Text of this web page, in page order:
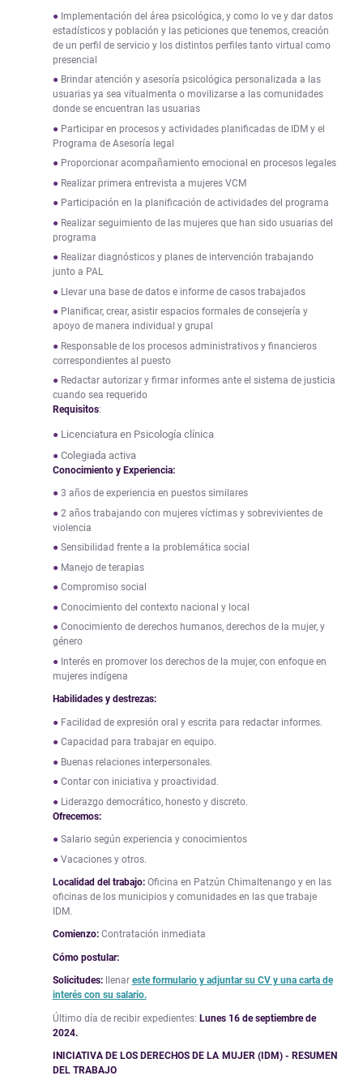
Implementación del área psicológica, y como lo ve y dar datos
estadísticos y población y las peticiones que tenemos, creación
de un perfil de servicio y los distintos perfiles tanto virtual como
presencial
Brindar atención y asesoría psicológica personalizada a las
usuarias ya sea vitualmenta o movilizarse a las comunidades
donde se encuentran las usuarias
Participar en procesos y actividades planificadas de IDM y el
Programa de Asesoría legal
Proporcionar acompañamiento emocional en procesos legales
Realizar primera entrevista a mujeres VCM
Participación en la planificación de actividades del programa
Realizar seguimiento de las mujeres que han sido usuarias del
programa
Realizar diagnósticos y planes de intervención trabajando
junto a PAL
Llevar una base de datos e informe de casos trabajados
Planificar, crear, asistir espacios formales de consejería y
apoyo de manera individual y grupal
Responsable de los procesos administrativos y financieros
correspondientes al puesto
Redactar autorizar y firmar informes ante el sistema de justicia
cuando sea requerido
Requisitos:
Licenciatura en Psicología clínica
Colegiada activa
Conocimiento y Experiencia:
3 años de experiencia en puestos similares
2 años trabajando con mujeres víctimas y sobrevivientes de
violencia
Sensibilidad frente a la problemática social
Manejo de terapias
Compromiso social
Conocimiento del contexto nacional y local
Conocimiento de derechos humanos, derechos de la mujer, y
género
Interés en promover los derechos de la mujer, con enfoque en
mujeres indígena
Habilidades y destrezas:
Facilidad de expresión oral y escrita para redactar informes.
Capacidad para trabajar en equipo.
Buenas relaciones interpersonales.
Contar con iniciativa y proactividad.
Liderazgo democrático, honesto y discreto.
Ofrecemos:
Salario según experiencia y conocimientos
Vacaciones y otros.
Localidad del trabajo: Oficina en Patzún Chimaltenango y en las
oficinas de los municipios y comunidades en las que trabaje
IDM.
Comienzo:Contratación inmediata
Cómo postular:
Solicitudes:llenar este formulario y adjuntar su CV y una carta de
interés con su salario.
Último día de recibir expedientes: Lunes 16 de septiembre de
2024.
INICIATIVA DE LOS DERECHOS DE LA MUJER (IDM) - RESUMEN
DEL TRABAJO